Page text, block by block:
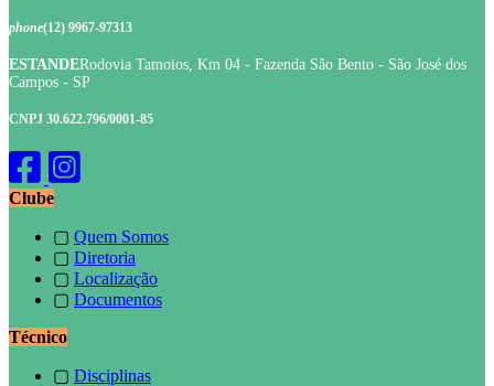
phone(12) 9967-97313
ESTANDERodovia Tamoios, Km 04 - Fazenda São Bento - São José dos
Campos - SP
CNPJ 30.622.796/0001-85
Clube
▢ Quem Somos
▢ Diretoria
▢ Localização
▢ Documentos
Técnico
▢ Disciplinas